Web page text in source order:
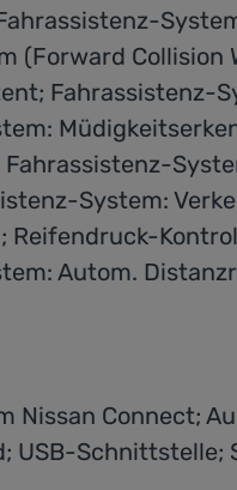
(Forward Collision
Fahrassistenz-
System:
Reifendruck-
Autom.
Nissan Connect;
USB-Schnittstelle;